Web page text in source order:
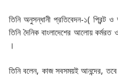
তিনি অনুসন্ধানী প্রতিবেদন-১( প্রিন্ট
তিনি দৈনিক বাংলাদেশের আলোয় কর্মরত
।
তিনি বলেন, কাজ সবসময়ই আনন্দের,